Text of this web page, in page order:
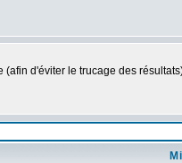
d'éviter le trucage des